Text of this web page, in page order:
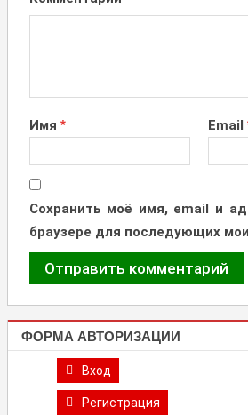
Имя * Email
Сохранить моё имя, email и
браузере для последующих
ФОРМА АВТОРИЗАЦИИ
Вход
Регистрация